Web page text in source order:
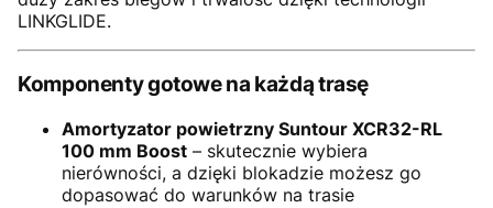
LINKGLIDE.
Komponenty gotowe na każdą trasę
Amortyzator powietrzny Suntour XCR32-RL
100 mm Boost – skutecznie wybiera
nierówności, a dzięki blokadzie możesz go
dopasować do warunków na trasie